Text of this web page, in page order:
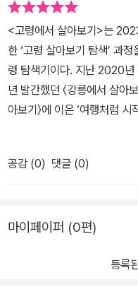
<고령에서 살아보기>는
한 ‘고령 살아보기 탐색’ 과
령 탐색기이다. 지난 2020년
년 발간했던 〈강릉에서 살아
아보기〉에 이은 ‘여행처럼
업 ‘1시군-1생활인구 특화
구는 특정 지역에 거주하거나
리킨다. 즉, 정주인구(定住
인 활력을 높이는 사람까지
의 신중년들은 고령의 역사
공감 (0) 댓글 (0)
마이페이퍼 (0편)
등록